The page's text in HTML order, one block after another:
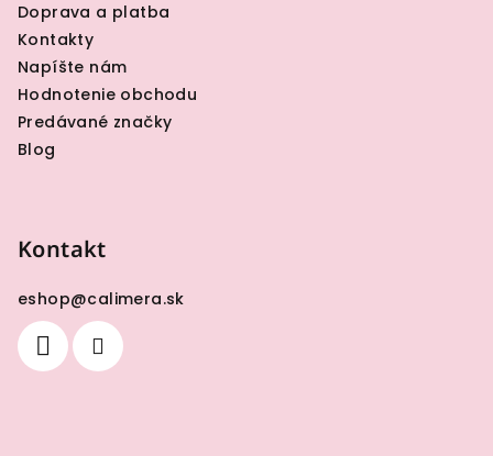
Doprava a platba
Kontakty
Napíšte nám
Hodnotenie obchodu
Predávané značky
Blog
Kontakt
eshop@calimera.sk